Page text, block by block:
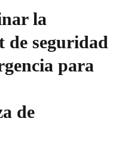
la
de seguridad
para
de